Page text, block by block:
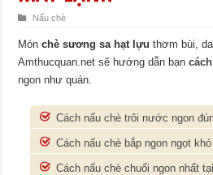
Nấu chè
Mónchè sương sa hạt lựu thơm bùi,
Amthucquan.net sẽ hướng dẫn bạn
ngon như quán.
Cách nấu chè trôi nước ngon
Cách nấu chè bắp ngon ngọt
Cách nấu chè chuối ngon nhất